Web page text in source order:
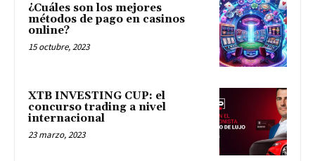
¿Cuáles son los mejores
métodos de pago en casinos
online?
15 octubre, 2023
XTB INVESTING CUP: el
concurso trading a nivel
internacional
23 marzo, 2023